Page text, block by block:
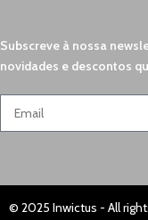
Subscreve à nossa
novidades e descontos
© 2025 Inwictus - All